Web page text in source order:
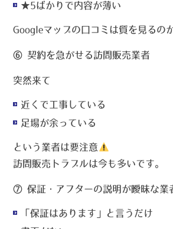
★5ばかりで内容が薄い
Googleマップの口コミは質を見るの
⑥ 契約を急がせる訪問販売業者
突然来て
近くで工事している
足場が余っている
という業者は要注意
訪問販売トラブルは今も多いです。
⑦ 保証・アフターの説明が曖昧な業
「保証はあります」と言うだけ